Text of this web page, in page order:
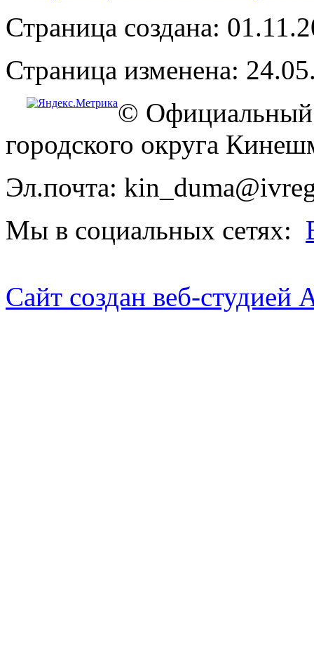
Страница создана:
Страница изменена:
© Официальный
городского округа
Эл.почта:
Мы в социальных сетях:
Сайт создан веб-студией